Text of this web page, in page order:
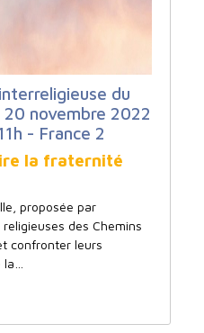
du
20 novembre 2022
- France 2
la fraternité
proposée par
des Chemins
confronter leurs